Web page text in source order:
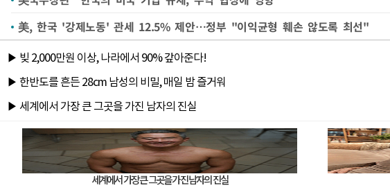
美, 한국 '강제노동' 관세 12.5% 제안…정부 "이익균형 훼손 않도록 최선"